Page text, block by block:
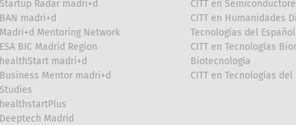
Startup Radar madri+d
BAN madri+d
Madri+d Mentoring Network
ESA BIC Madrid Region
healthStart madri+d
Business Mentor madri+d
Studies
healthstartPlus
Deeptech Madrid
CITT en
CITT en Humanidades
Tecnologías del Español
CITT en Tecnologías
Biotecnología
CITT en Tecnologías del